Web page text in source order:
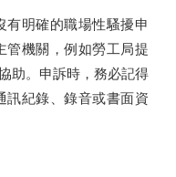
明確的職場性騷擾申
管機關，例如勞工局提
助。申訴時，務必記得
訊紀錄、錄音或書面資